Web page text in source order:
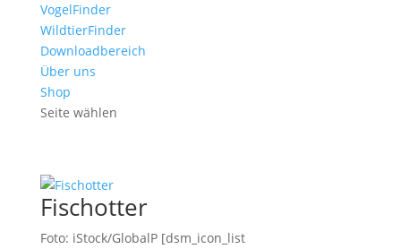
VogelFinder
WildtierFinder
Downloadbereich
Über uns
Shop
Seite wählen
Fischotter
Foto: iStock/GlobalP [dsm_icon_list